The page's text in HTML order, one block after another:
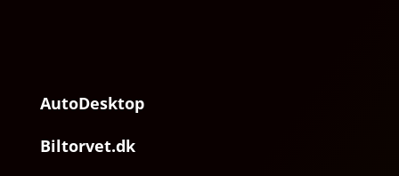
AutoDesktop
Biltorvet.dk